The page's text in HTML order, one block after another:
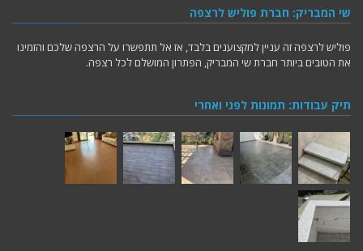
שי המבריק: חברת פוליש לרצפה
פוליש לרצפה זה עניין למקצוענים בלבד, אז אל תתפשרו על הרצפה שלכם והזמינו
את הטובים ביותר חברת שי המבריק, הפתרון המושלם לכל רצפה.
תיק עבודות: תמונות לפני ואחרי